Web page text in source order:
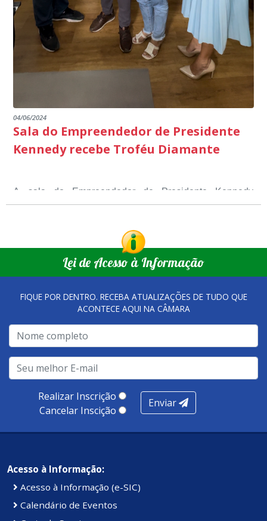
04/06/2024
Sala do Empreendedor de Presidente
Kennedy recebe Troféu Diamante
A sala do Empreendedor de Presidente Kennedy
recebeu o Selo Sebrae de Referência em atendimento, o
atesta a qualidade dos serviços prestados aos
empreendedores locais.
O Selo Sebrae nasceu inspirado nos casos de sucesso,
que merecem o reconhecimento nacional, que se
tornaram referência, nas melhorias da gestão, e na
qualidade dos atendimentos prestados nesses espaços.
A metodologia de avaliação se concentra em 7 pilares:
qualidade no atendimento remoto, gestão, oferta /
realização de soluções, ambiente de negócios,
infraestrutura, presença digital e cobertura e
produtividade. Somados, todos as categorias totalizam
Kennedy.
Lei de Acesso à Informação
FIQUE POR DENTRO. RECEBA ATUALIZAÇÕES DE TUDO QUE
ACONTECE AQUI NA CÂMARA
Realizar Inscrição
Cancelar Inscição
Enviar
Acesso à Informação:
Acesso à Informação (e-SIC)
Calendário de Eventos